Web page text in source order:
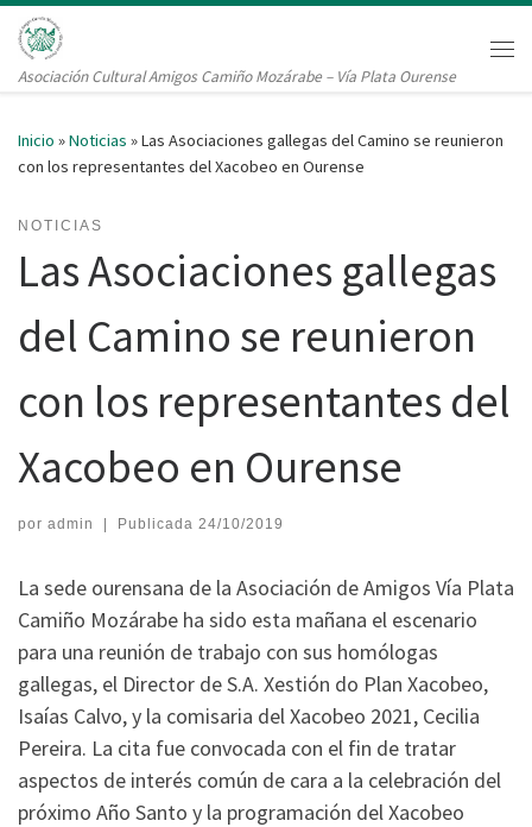
Saltar al contenido
Asociación Cultural Amigos Camiño Mozárabe – Vía Plata Ourense
Inicio »Noticias »Las Asociaciones gallegas del Camino se reunieron
con los representantes del Xacobeo en Ourense
NOTICIAS
Las Asociaciones gallegas
del Camino se reunieron
con los representantes del
Xacobeo en Ourense
por admin | Publicada 24/10/2019
La sede ourensana de la Asociación de Amigos Vía Plata
Camiño Mozárabe ha sido esta mañana el escenario
para una reunión de trabajo con sus homólogas
gallegas, el Director de S.A. Xestión do Plan Xacobeo,
Isaías Calvo, y la comisaria del Xacobeo 2021, Cecilia
Pereira. La cita fue convocada con el fin de tratar
aspectos de interés común de cara a la celebración del
próximo Año Santo y la programación del Xacobeo